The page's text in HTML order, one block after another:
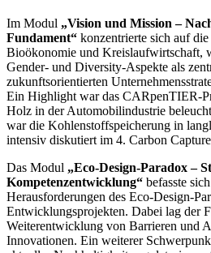
Im Modul „Vision und Mission –
Fundament“ konzentrierte sich auf
Bioökonomie und Kreislaufwirtschaft,
Gender- und Diversity-Aspekte als
zukunftsorientierten
Ein Highlight war das CARpenTIER-
Holz in der Automobilindustrie
war die Kohlenstoffspeicherung in
intensiv diskutiert im 4. Carbon
Das Modul „Eco-Design-Paradox –
Kompetenzentwicklung“ befasste
Herausforderungen des Eco-Design-
Entwicklungsprojekten. Dabei lag der
Weiterentwicklung von Barrieren und
Innovationen. Ein weiterer